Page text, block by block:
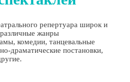
репертуара широк и
жанры
комедии, танцевальные
драматические постановки,